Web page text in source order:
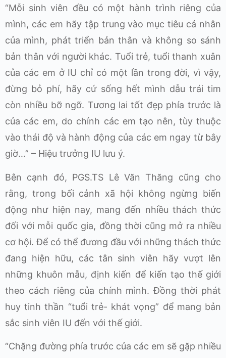
“Mỗi sinh viên đều có một hành trình riêng của
mình, các em hãy tập trung vào mục tiêu cá nhân
của mình, phát triển bản thân và không so sánh
bản thân với người khác. Tuổi trẻ, tuổi thanh xuân
của các em ở IU chỉ có một lần trong đời, vì vậy,
đừng bỏ phí, hãy cứ sống hết mình dẫu trái tim
còn nhiều bỡ ngỡ. Tương lai tốt đẹp phía trước là
của các em, do chính các em tạo nên, tùy thuộc
vào thái độ và hành động của các em ngay từ bây
giờ…” – Hiệu trưởng IU lưu ý.
Bên cạnh đó, PGS.TS Lê Văn Thăng cũng cho
rằng, trong bối cảnh xã hội không ngừng biến
động như hiện nay, mang đến nhiều thách thức
đối với mỗi quốc gia, đồng thời cũng mở ra nhiều
cơ hội. Để có thể đương đầu với những thách thức
đang hiện hữu, các tân sinh viên hãy vượt lên
những khuôn mẫu, định kiến để kiến tạo thế giới
theo cách riêng của chính mình. Đồng thời phát
huy tinh thần “tuổi trẻ- khát vọng” để mang bản
sắc sinh viên IU đến với thế giới.
“Chặng đường phía trước của các em sẽ gặp nhiều